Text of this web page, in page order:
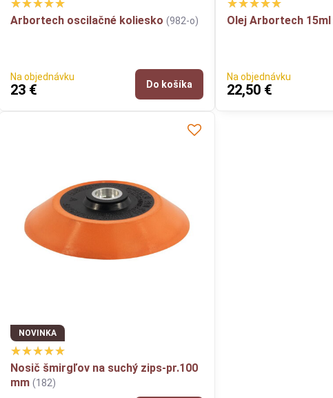
Arbortech oscilačné koliesko(982-o)
Na objednávku
23 € Do košíka
Olej Arbortech 15ml
Na objednávku
22,50 €
NOVINKA
Nosič šmirgľov na suchý zips-pr.100
mm (182)